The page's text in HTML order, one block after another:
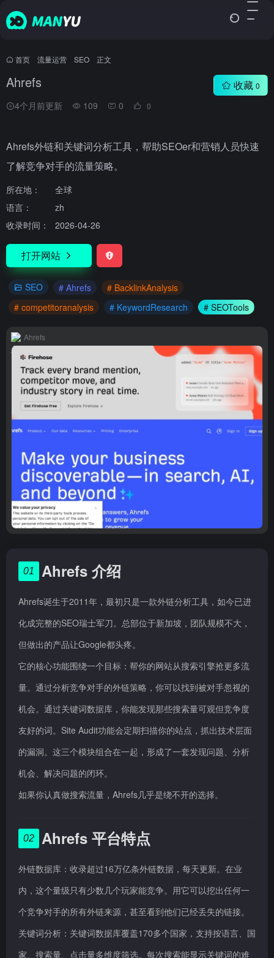
首页 流量运营 SEO 正文
Ahrefs
4个月前更新 109 0 0
收藏 0
Ahrefs外链和关键词分析工具，帮助SEOer和营销人员快速
了解竞争对手的流量策略。
所在地：
全球
语言：
zh
收录时间：
2026-04-26
打开网站
SEO # Ahrefs
# BacklinkAnalysis
# competitoranalysis
# KeywordResearch # SEOTools
Ahrefs
01 Ahrefs 介绍
Ahrefs诞生于2011年，最初只是一款外链分析工具，如今已进
化成完整的SEO瑞士军刀。总部位于新加坡，团队规模不大，
但做出的产品让Google都头疼。
它的核心功能围绕一个目标：帮你的网站从搜索引擎抢更多流
量。通过分析竞争对手的外链策略，你可以找到被对手忽视的
机会。通过关键词数据库，你能发现那些搜索量可观但竞争度
友好的词。Site Audit功能会定期扫描你的站点，抓出技术层面
的漏洞。这三个模块组合在一起，形成了一套发现问题、分析
机会、解决问题的闭环。
如果你认真做搜索流量，Ahrefs几乎是绕不开的选择。
02 Ahrefs 平台特点
外链数据库：收录超过16万亿条外链数据，每天更新。在业
内，这个量级只有少数几个玩家能竞争。用它可以挖出任何一
个竞争对手的所有外链来源，甚至看到他们已经丢失的链接。
关键词分析：关键词数据库覆盖170多个国家，支持按语言、国
家、搜索量、点击量多维度筛选。每次搜索能显示关键词的难